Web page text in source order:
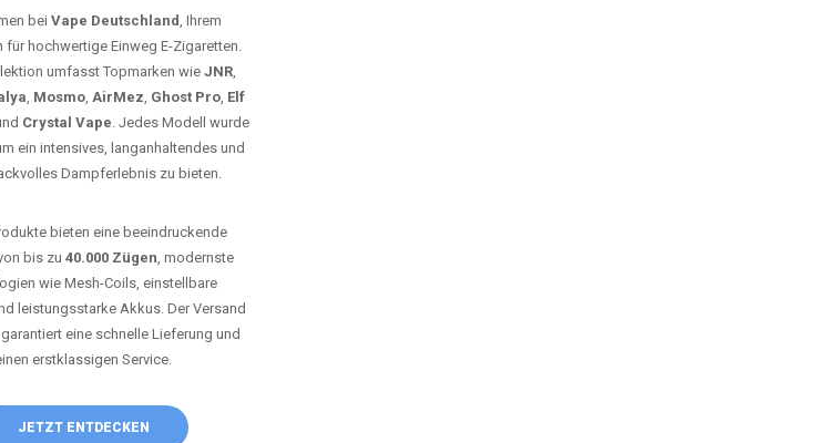
bei Vape Deutschland, Ihrem
für hochwertige Einweg E-Zigaretten.
umfasst Topmarken wie JNR,
, Mosmo, AirMez, Ghost Pro, Elf
Crystal Vape. Jedes Modell wurde
ein intensives, langanhaltendes und
Dampferlebnis zu bieten.
bieten eine beeindruckende
bis zu 40.000 Zügen, modernste
wie Mesh-Coils, einstellbare
leistungsstarke Akkus. Der Versand
eine schnelle Lieferung und
erstklassigen Service.
JETZT ENTDECKEN